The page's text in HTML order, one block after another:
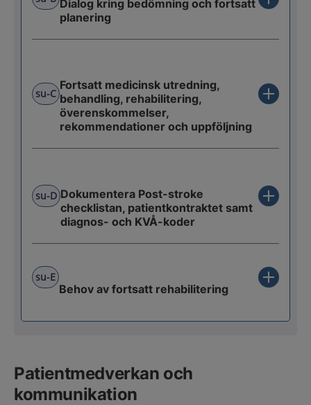
Dialog kring bedömning och fortsatt
planering
su-C
Fortsatt medicinsk utredning,
behandling, rehabilitering,
överenskommelser,
rekommendationer och uppföljning
su-D Dokumentera Post-stroke
checklistan, patientkontraktet samt
diagnos- och KVÅ-koder
su-E
Behov av fortsatt rehabilitering
Patientmedverkan och
kommunikation